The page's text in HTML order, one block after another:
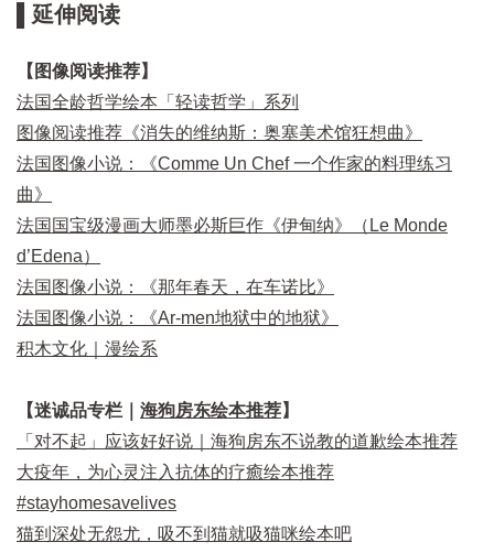
▌延伸阅读
【图像阅读推荐】
法国全龄哲学绘本「轻读哲学」系列
图像阅读推荐《消失的维纳斯：奥塞美术馆狂想曲》
法国图像小说：《Comme Un Chef 一个作家的料理练习
曲》
法国国宝级漫画大师墨必斯巨作《伊甸纳》（Le Monde
d’Edena）
法国图像小说：《那年春天，在车诺比》
法国图像小说：《Ar-men地狱中的地狱》
积木文化｜漫绘系
【迷诚品专栏｜ 海狗房东绘本推荐】
「对不起」应该好好说｜海狗房东不说教的道歉绘本推荐
大疫年，为心灵注入抗体的疗癒绘本推荐
#stayhomesavelives
猫到深处无怨尤，吸不到猫就吸猫咪绘本吧